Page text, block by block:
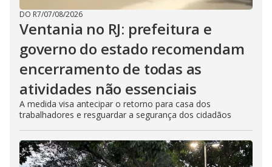
DO R7/07/08/2026
Ventania no RJ: prefeitura e
governo do estado recomendam
encerramento de todas as
atividades não essenciais
A medida visa antecipar o retorno para casa dos
trabalhadores e resguardar a segurança dos cidadãos